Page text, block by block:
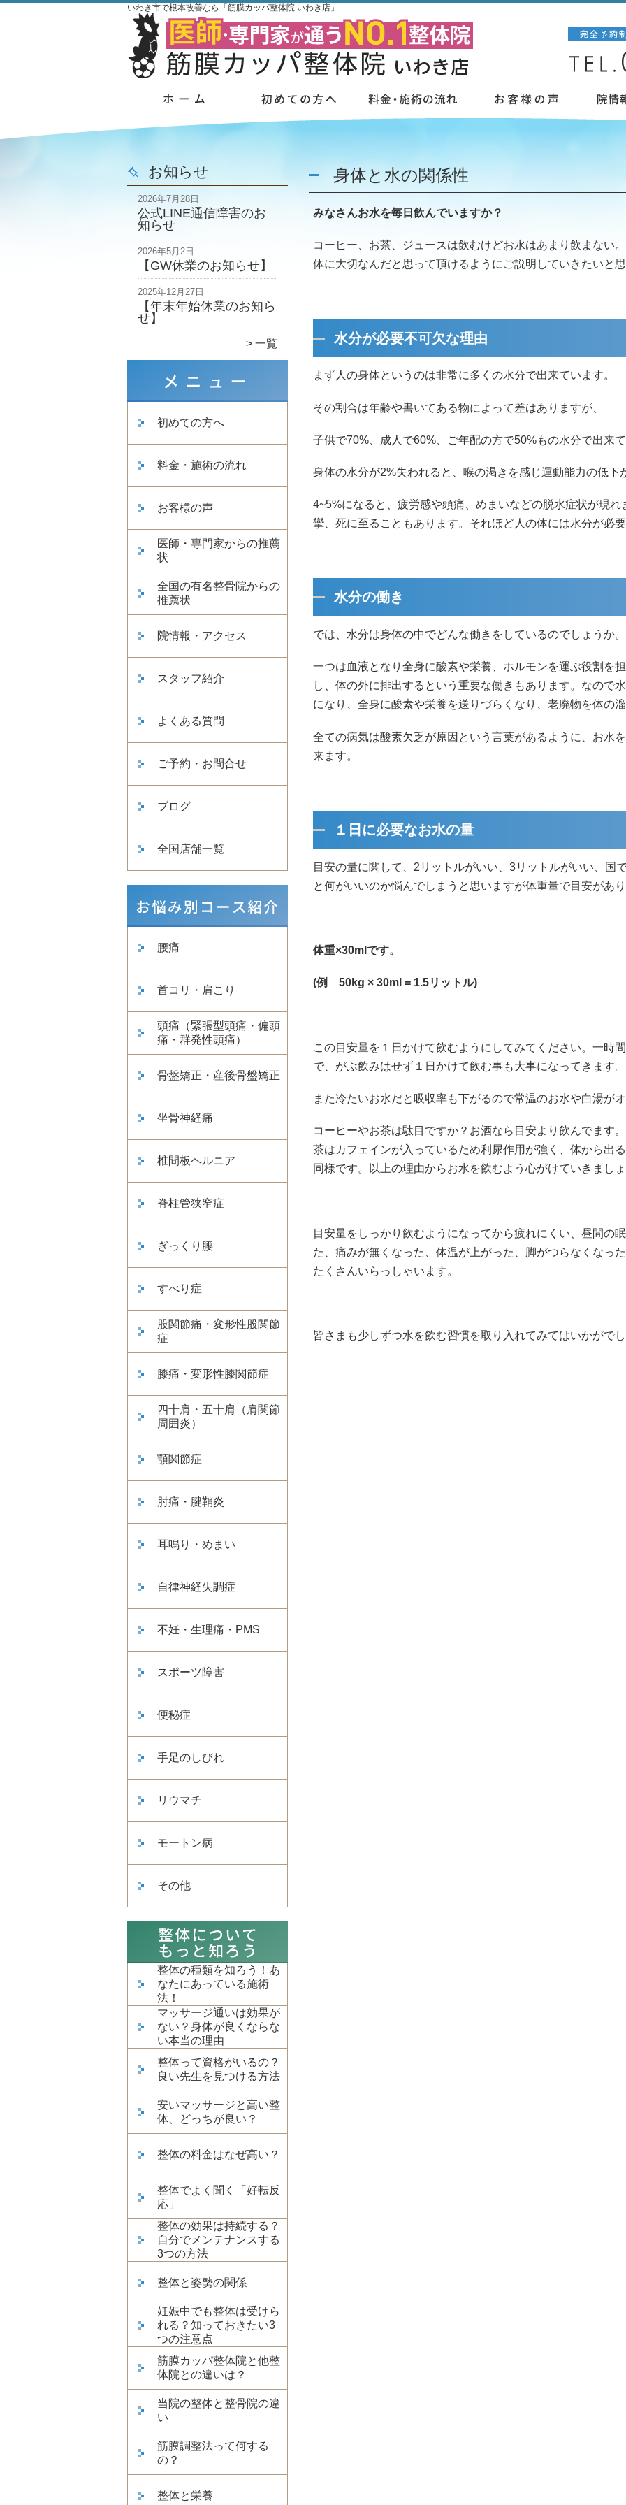
いわき市で根本改善なら「筋膜カッパ整体院 いわき店」
お知らせ
2026年7月28日
公式LINE通信障害のお
知らせ
2026年5月2日
【GW休業のお知らせ】
2025年12月27日
【年末年始休業のお知ら
せ】
一覧
初めての方へ
料金・施術の流れ
お客様の声
医師・専門家からの推薦
状
全国の有名整骨院からの
推薦状
院情報・アクセス
スタッフ紹介
よくある質問
ご予約・お問合せ
ブログ
全国店舗一覧
腰痛
首コリ・肩こり
頭痛（緊張型頭痛・偏頭
痛・群発性頭痛）
骨盤矯正・産後骨盤矯正
坐骨神経痛
椎間板ヘルニア
脊柱管狭窄症
ぎっくり腰
すべり症
股関節痛・変形性股関節
症
膝痛・変形性膝関節症
四十肩・五十肩（肩関節
周囲炎）
顎関節症
肘痛・腱鞘炎
耳鳴り・めまい
自律神経失調症
不妊・生理痛・PMS
スポーツ障害
便秘症
手足のしびれ
リウマチ
モートン病
その他
整体の種類を知ろう！あ
なたにあっている施術
法！
マッサージ通いは効果が
ない？身体が良くならな
い本当の理由
整体って資格がいるの？
良い先生を見つける方法
安いマッサージと高い整
体、どっちが良い？
整体の料金はなぜ高い？
整体でよく聞く「好転反
応」
整体の効果は持続する？
自分でメンテナンスする
3つの方法
整体と姿勢の関係
妊娠中でも整体は受けら
れる？知っておきたい3
つの注意点
筋膜カッパ整体院と他整
体院との違いは？
当院の整体と整骨院の違
い
筋膜調整法って何する
の？
整体と栄養
身体と水の関係性
みなさんお水を毎日飲んでいますか？
コーヒー、お茶、ジュースは飲むけどお水はあまり飲まない
体に大切なんだと思って頂けるようにご説明していきたいと
水分が必要不可欠な理由
まず人の身体というのは非常に多くの水分で出来ています。
その割合は年齢や書いてある物によって差はありますが、
子供で70%、成人で60%、ご年配の方で50%もの水分で出来
身体の水分が2%失われると、喉の渇きを感じ運動能力の低下
4~5%になると、疲労感や頭痛、めまいなどの脱水症状が現
攣、死に至ることもあります。それほど人の体には水分が必
水分の働き
では、水分は身体の中でどんな働きをしているのでしょうか。
一つは血液となり全身に酸素や栄養、ホルモンを運ぶ役割を
し、体の外に排出するという重要な働きもあります。なので
になり、全身に酸素や栄養を送りづらくなり、老廃物を体の
全ての病気は酸素欠乏が原因という言葉があるように、お水
来ます。
１日に必要なお水の量
目安の量に関して、2リットルがいい、3リットルがいい、国
と何がいいのか悩んでしまうと思いますが体重量で目安があ
体重×30mlです。
(例 50kg × 30ml = 1.5リットル)
この目安量を１日かけて飲むようにしてみてください。一時
で、がぶ飲みはせず１日かけて飲む事も大事になってきます。
また冷たいお水だと吸収率も下がるので常温のお水や白湯が
コーヒーやお茶は駄目ですか？お酒なら目安より飲んでます
茶はカフェインが入っているため利尿作用が強く、体から出
同様です。以上の理由からお水を飲むよう心がけていきまし
目安量をしっかり飲むようになってから疲れにくい、昼間の
た、痛みが無くなった、体温が上がった、脚がつらなくなっ
たくさんいらっしゃいます。
皆さまも少しずつ水を飲む習慣を取り入れてみてはいかがで